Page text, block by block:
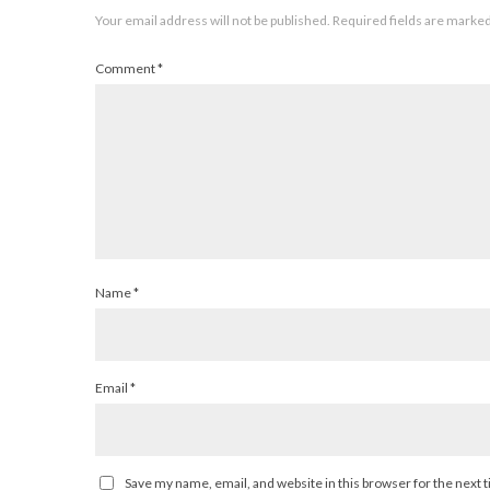
Your email address will not be published. Required fields are marked
Comment*
Name*
Email *
Save my name, email, and website in this browser for the next